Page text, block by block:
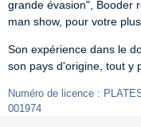
grande évasion", Booder
man show, pour votre
Son expérience dans le
son pays d'origine, tout y
Numéro de licence :
001974